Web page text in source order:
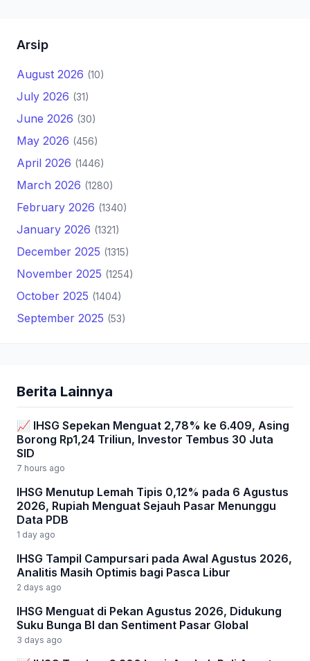
Arsip
August 2026 (10)
July 2026 (31)
June 2026 (30)
May 2026 (456)
April 2026 (1446)
March 2026 (1280)
February 2026 (1340)
January 2026 (1321)
December 2025 (1315)
November 2025 (1254)
October 2025 (1404)
September 2025 (53)
Berita Lainnya
📈 IHSG Sepekan Menguat 2,78% ke 6.409, Asing
Borong Rp1,24 Triliun, Investor Tembus 30 Juta
SID
7 hours ago
IHSG Menutup Lemah Tipis 0,12% pada 6 Agustus
2026, Rupiah Menguat Sejauh Pasar Menunggu
Data PDB
1 day ago
IHSG Tampil Campursari pada Awal Agustus 2026,
Analitis Masih Optimis bagi Pasca Libur
2 days ago
IHSG Menguat di Pekan Agustus 2026, Didukung
Suku Bunga BI dan Sentiment Pasar Global
3 days ago